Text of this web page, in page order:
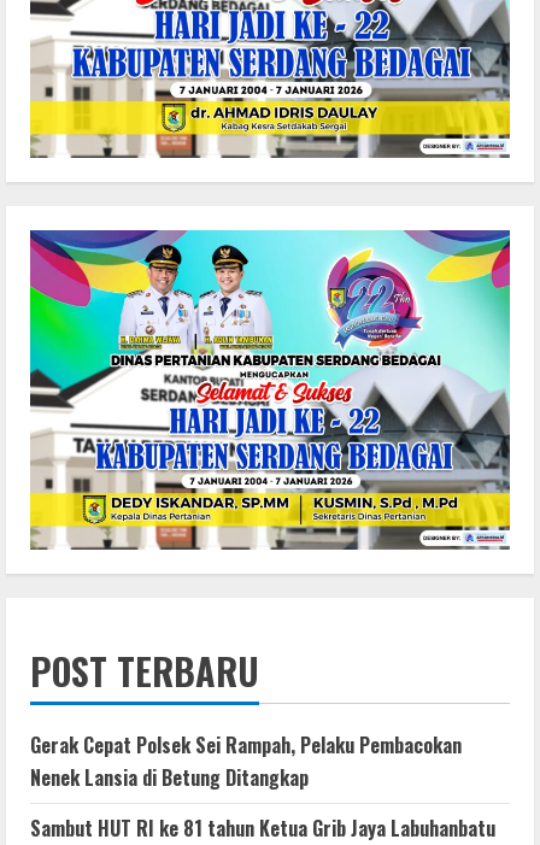
POST TERBARU
Gerak Cepat Polsek Sei Rampah, Pelaku Pembacokan
Nenek Lansia di Betung Ditangkap
Sambut HUT RI ke 81 tahun Ketua Grib Jaya Labuhanbatu